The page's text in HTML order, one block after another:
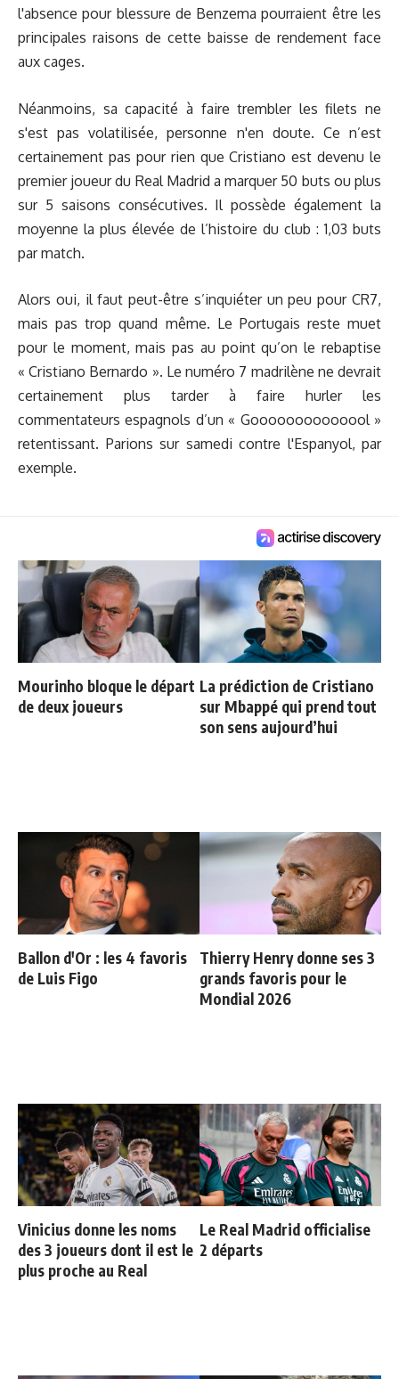
l'absence pour blessure de Benzema pourraient être les
principales raisons de cette baisse de rendement face
aux cages.
Néanmoins, sa capacité à faire trembler les filets ne
s'est pas volatilisée, personne n'en doute. Ce n’est
certainement pas pour rien que Cristiano est devenu le
premier joueur du Real Madrid a marquer 50 buts ou plus
sur 5 saisons consécutives. Il possède également la
moyenne la plus élevée de l’histoire du club : 1,03 buts
par match.
Alors oui, il faut peut-être s’inquiéter un peu pour CR7,
mais pas trop quand même. Le Portugais reste muet
pour le moment, mais pas au point qu’on le rebaptise
« Cristiano Bernardo ». Le numéro 7 madrilène ne devrait
certainement plus tarder à faire hurler les
commentateurs espagnols d’un « Goooooooooooool »
retentissant. Parions sur samedi contre l'Espanyol, par
exemple.
Mourinho bloque le départ
de deux joueurs
La prédiction de Cristiano
sur Mbappé qui prend tout
son sens aujourd’hui
Ballon d'Or : les 4 favoris
de Luis Figo
Thierry Henry donne ses 3
grands favoris pour le
Mondial 2026
Vinicius donne les noms
des 3 joueurs dont il est le
plus proche au Real
Le Real Madrid officialise
2 départs